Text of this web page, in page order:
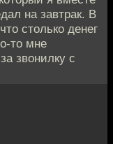
на завтрак. В
столько денег
то мне
звонилку с